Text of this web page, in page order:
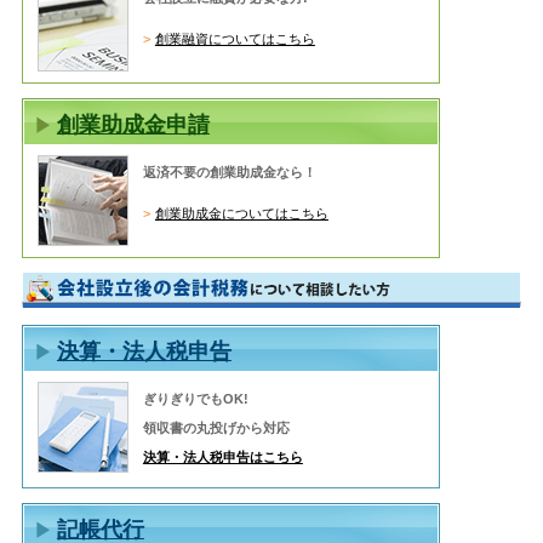
創業融資についてはこちら
創業助成金申請
返済不要の創業助成金なら！
創業助成金についてはこちら
決算・法人税申告
ぎりぎりでもOK!
領収書の丸投げから対応
決算・法人税申告はこちら
記帳代行